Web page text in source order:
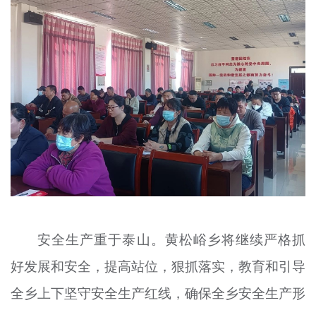
安全生产重于泰山。黄松峪乡将继续严格抓
好发展和安全，提高站位，狠抓落实，教育和引导
全乡上下坚守安全生产红线，确保全乡安全生产形